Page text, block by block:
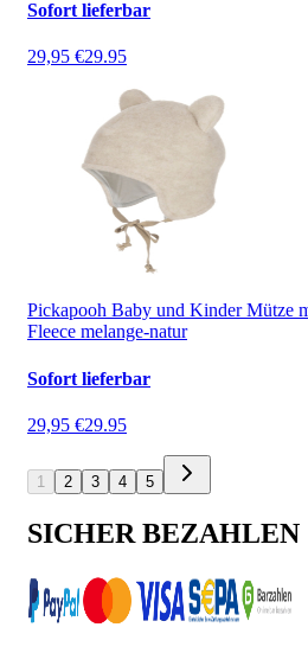
Sofort lieferbar
29,95 €29.95
Pickapooh Baby und Kinder Mütze
Fleece melange-natur
Sofort lieferbar
29,95 €29.95
1 2 3 4 5
SICHER BEZAHLEN